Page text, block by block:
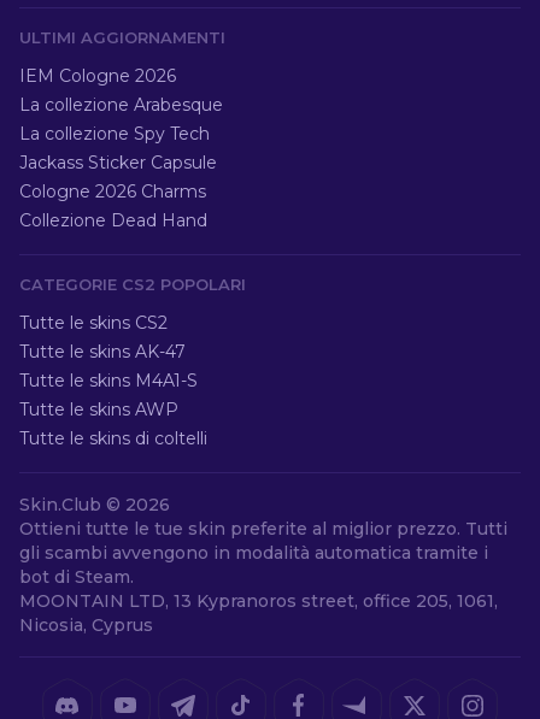
ULTIMI AGGIORNAMENTI
IEM Cologne 2026
La collezione Arabesque
La collezione Spy Tech
Jackass Sticker Capsule
Cologne 2026 Charms
Collezione Dead Hand
CATEGORIE CS2 POPOLARI
Tutte le skins CS2
Tutte le skins AK-47
Tutte le skins M4A1-S
Tutte le skins AWP
Tutte le skins di coltelli
Skin.Club © 2026
Ottieni tutte le tue skin preferite al miglior prezzo. Tutti
gli scambi avvengono in modalità automatica tramite i
bot di Steam.
MOONTAIN LTD, 13 Kypranoros street, office 205, 1061,
Nicosia, Cyprus